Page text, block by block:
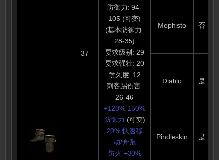
37
防御力: 94-
105 (可变)
(基本防御力:
28-35)
要求级别: 29
要求强壮: 20
耐久度: 12
刺客踢伤害:
26-46
+120%-150%
防御力 (可变)
20% 快速移
动/奔跑
防火 +30%
Mephisto 否
Diablo 是
Pindleskin 是